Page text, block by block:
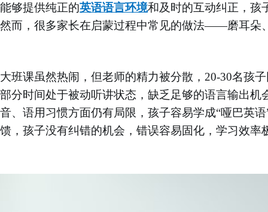
能够提供纯正的英语语言环境和及时的互动纠正，孩
然而，很多家长在启蒙过程中常见的做法——磨耳朵
大班课虽然热闹，但老师的精力被分散， 20-30名孩
部分时间处于被动听讲状态，缺乏足够的语言输出机
音、语用习惯方面仍有局限，孩子容易学成“哑巴英
馈，孩子没有纠错的机会，错误容易固化，学习效率